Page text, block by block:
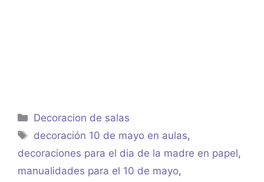
Categorías
Decoracion de salas
Etiquetas
decoración 10 de mayo en aulas,
decoraciones para el dia de la madre en papel,
manualidades para el 10 de mayo,